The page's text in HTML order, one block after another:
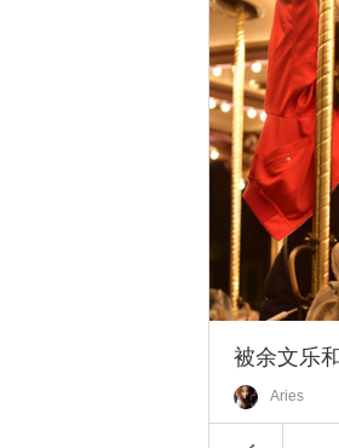
Aries